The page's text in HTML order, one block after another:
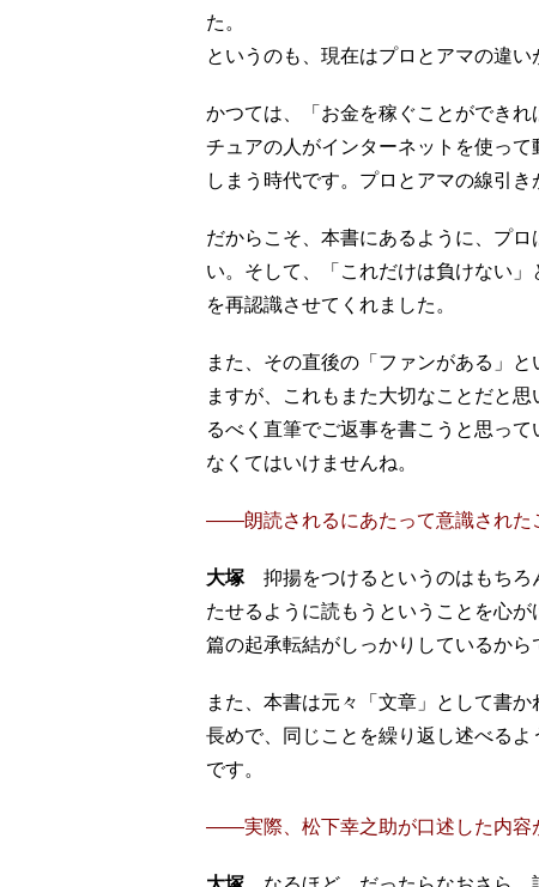
た。
というのも、現在はプロとアマの違い
かつては、「お金を稼ぐことができ
チュアの人がインターネットを使っ
しまう時代です。プロとアマの線引き
だからこそ、本書にあるように、プ
い。そして、「これだけは負けない
を再認識させてくれました。
また、その直後の「ファンがある」
ますが、これもまた大切なことだと
るべく直筆でご返事を書こうと思っ
なくてはいけませんね。
――朗読されるにあたって意識された
大塚 抑揚をつけるというのはもち
たせるように読もうということを心
篇の起承転結がしっかりしているから
また、本書は元々「文章」として書
長めで、同じことを繰り返し述べる
です。
――実際、松下幸之助が口述した内容